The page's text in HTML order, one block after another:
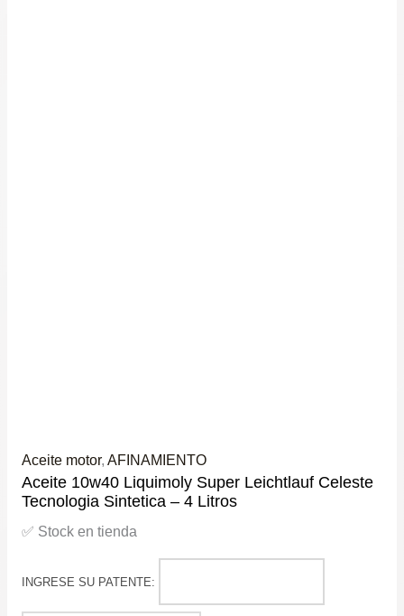
Aceite motor, AFINAMIENTO
Aceite 10w40 Liquimoly Super Leichtlauf Celeste
Tecnologia Sintetica – 4 Litros
✅ Stock en tienda
INGRESE SU PATENTE: